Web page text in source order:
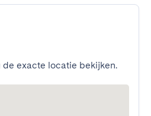
exacte locatie bekijken.